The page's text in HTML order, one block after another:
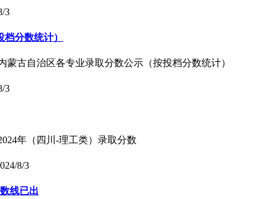
3
分数统计）
古自治区各专业录取分数公示（按投档分数统计）
3
年（四川-理工类）录取分数
8/3
线已出